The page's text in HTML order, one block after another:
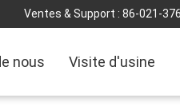
Ventes & Support : 86-021-
nous Visite d'usine